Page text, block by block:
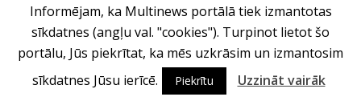
Informējam, ka Multinews portālā tiek izmantotas
sīkdatnes (angļu val. "cookies"). Turpinot lietot šo
portālu, Jūs piekrītat, ka mēs uzkrāsim un izmantosim
sīkdatnes Jūsu ierīcē.
Piekrītu Uzzināt vairāk